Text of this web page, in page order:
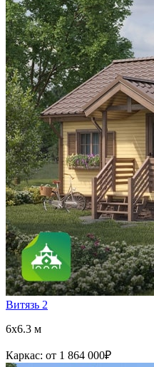
Витязь 2
6x6.3 м
Каркас: от 1 864 000₽